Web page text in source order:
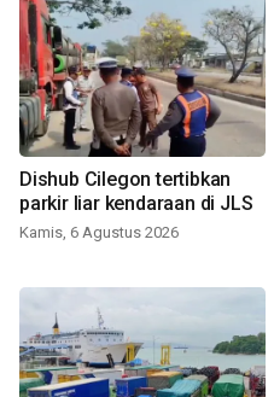
Dishub Cilegon tertibkan
parkir liar kendaraan di JLS
Kamis, 6 Agustus 2026